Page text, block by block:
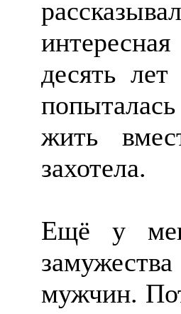
десять
жить
захотела.
Ещё у
мужчин.